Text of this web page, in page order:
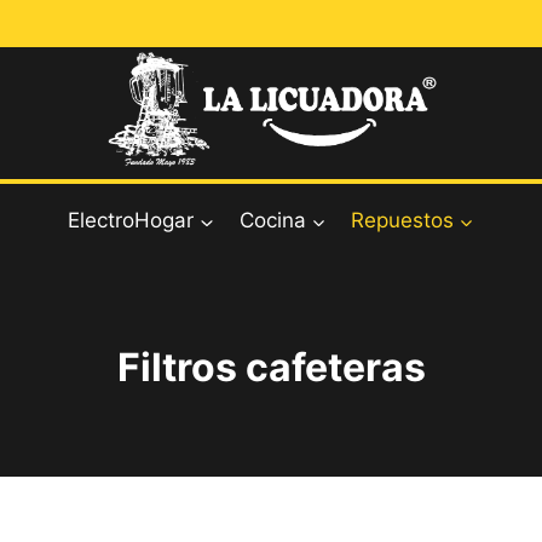
ElectroHogar Cocina Repuestos
Filtros cafeteras